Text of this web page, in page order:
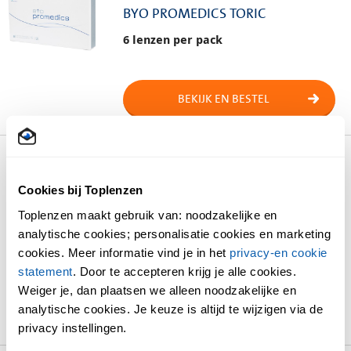
Cookies bij Toplenzen
Toplenzen maakt gebruik van: noodzakelijke en
analytische cookies; personalisatie cookies en marketing
cookies. Meer informatie vind je in het privacy-en cookie
statement . Door te accepteren krijg je alle cookies.
Weiger je, dan plaatsen we alleen noodzakelijke en
analytische cookies. Je keuze is altijd te wijzigen via de
privacy instellingen.
BYO PROMEDICS TORIC
6 lenzen per pack
BEKIJK EN BESTEL
5 lenzen per pack
vanaf € 8,00
BEKIJK EN BESTEL